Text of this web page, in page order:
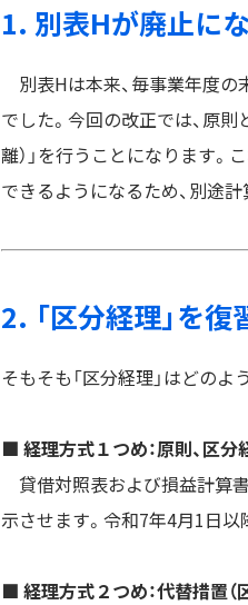
1. 別表Hが廃止に
別表Hは本来、毎事業年度の
でした。今回の改正では、原
離）」を行うことになります。
できるようになるため、別途
2. 「区分経理」を復
そもそも「区分経理」はどの
■ 経理方式１つめ：原則、区分
貸借対照表および損益計算書
示させます。令和7年4月1日以
■ 経理方式２つめ：代替措置（